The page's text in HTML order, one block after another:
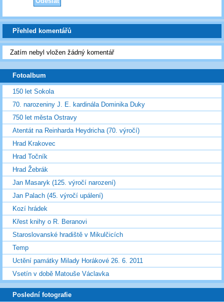
Přehled komentářů
Zatím nebyl vložen žádný komentář
Fotoalbum
150 let Sokola
70. narozeniny J. E. kardinála Dominika Duky
750 let města Ostravy
Atentát na Reinharda Heydricha (70. výročí)
Hrad Krakovec
Hrad Točník
Hrad Žebrák
Jan Masaryk (125. výročí narození)
Jan Palach (45. výročí upálení)
Kozí hrádek
Křest knihy o R. Beranovi
Staroslovanské hradiště v Mikulčicích
Temp
Uctění památky Milady Horákové 26. 6. 2011
Vsetín v době Matouše Václavka
Poslední fotografie